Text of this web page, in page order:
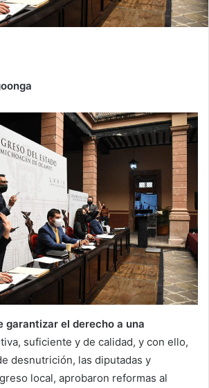
garantizar el derecho a una
suficiente y de calidad, y con ello,
desnutrición, las diputadas y
local, aprobaron reformas al